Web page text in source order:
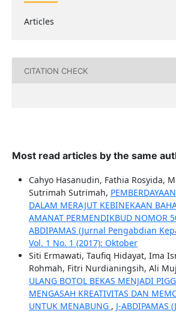
Articles
CITATION CHECK
Most read articles by the same
Cahyo Hasanudin, Fathia Rosyida,
Sutrimah Sutrimah,
DALAM MERAJUT KEBINEKAAN
AMANAT PERMENDIKBUD NOMOR
ABDIPAMAS (Jurnal Pengabdian
Vol. 1 No. 1 (2017): Oktober
Siti Ermawati, Taufiq Hidayat, Ima
Rohmah, Fitri Nurdianingsih, Ali
ULANG BOTOL BEKAS MENJADI
MENGASAH KREATIVITAS DAN
UNTUK MENABUNG , J-